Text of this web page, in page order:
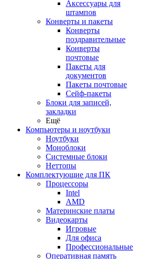
Аксессуары для
штампов
Конверты и пакеты
Конверты
поздравительные
Конверты
почтовые
Пакеты для
документов
Пакеты почтовые
Сейф-пакеты
Блоки для записей,
закладки
Ещё
Компьютеры и ноутбуки
Ноутбуки
Моноблоки
Системные блоки
Неттопы
Комплектующие для ПК
Процессоры
Intel
AMD
Материнские платы
Видеокарты
Игровые
Для офиса
Профессиональные
Оперативная память